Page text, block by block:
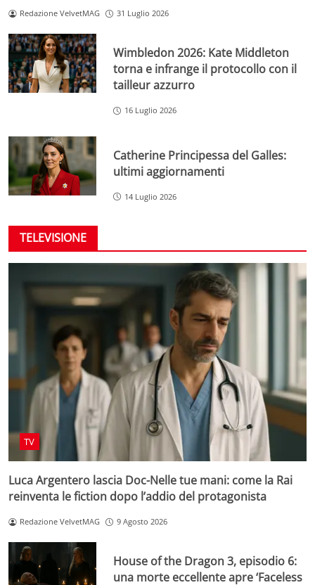
Redazione VelvetMAG 31 Luglio 2026
Wimbledon 2026: Kate Middleton
torna e infrange il protocollo con il
tailleur azzurro
16 Luglio 2026
Catherine Principessa del Galles:
ultimi aggiornamenti
14 Luglio 2026
TELEVISIONE
TV
Luca Argentero lascia Doc-Nelle tue mani: come la Rai
reinventa le fiction dopo l’addio del protagonista
Redazione VelvetMAG 9 Agosto 2026
House of the Dragon 3, episodio 6:
una morte eccellente apre ‘Faceless